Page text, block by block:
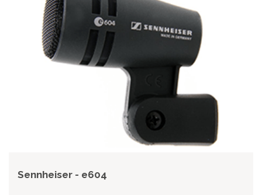
Sennheiser - e604